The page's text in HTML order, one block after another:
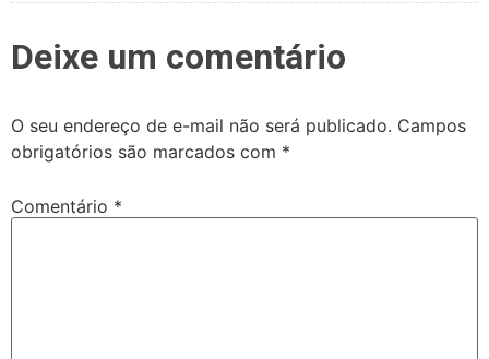
Deixe um comentário
O seu endereço de e-mail não será publicado. Campos
obrigatórios são marcados com *
Comentário *